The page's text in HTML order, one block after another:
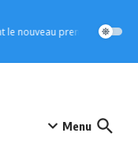
le nouveau premier vice-
Menu